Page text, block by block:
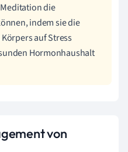
die
indem sie die
auf Stress
Hormonhaushalt
von